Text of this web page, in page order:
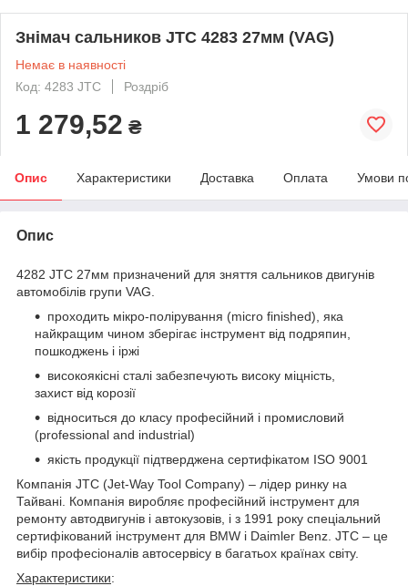
Знімач сальников JTC 4283 27мм (VAG)
Немає в наявності
Код: 4283 JTC
Роздріб
1 279,52 ₴
Опис Характеристики Доставка Оплата Умови
Опис
4282 JTC 27мм призначений для зняття сальников двигунів
автомобілів групи VAG.
проходить мікро-полірування (micro finished), яка
найкращим чином зберігає інструмент від подряпин,
пошкоджень і іржі
високоякісні сталі забезпечують високу міцність,
захист від корозії
відноситься до класу професійний і промисловий
(professional and industrial)
якість продукції підтверджена сертифікатом ISO 9001
Компанія JTC (Jet-Way Tool Company) – лідер ринку на
Тайвані. Компанія виробляє професійний інструмент для
ремонту автодвигунів і автокузовів, і з 1991 року спеціальний
сертифікований інструмент для BMW і Daimler Benz. JTC – це
вибір професіоналів автосервісу в багатьох країнах світу.
Характеристики: